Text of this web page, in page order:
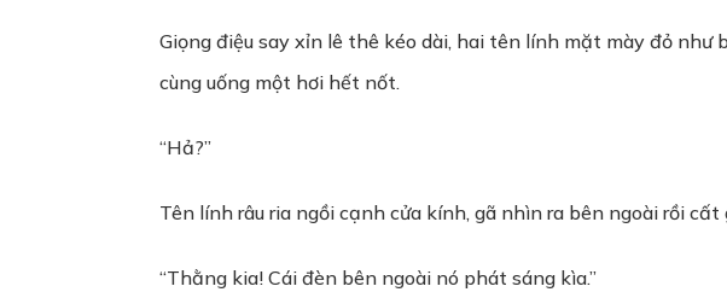
Giọng điệu say xỉn lê thê kéo dài, hai tên lính mặt mày đỏ
cùng uống một hơi hết nốt.
“Hả?”
Tên lính râu ria ngồi cạnh cửa kính, gã nhìn ra bên ngoài rồi
“Thằng kia! Cái đèn bên ngoài nó phát sáng kìa.”